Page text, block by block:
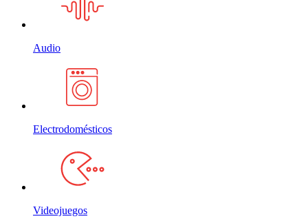
Audio
Electrodomésticos
Videojuegos